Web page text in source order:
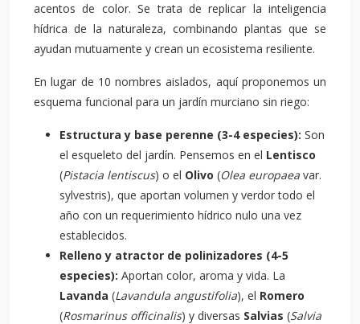
acentos de color. Se trata de replicar la inteligencia
hídrica de la naturaleza, combinando plantas que se
ayudan mutuamente y crean un ecosistema resiliente.
En lugar de 10 nombres aislados, aquí proponemos un
esquema funcional para un jardín murciano sin riego:
Estructura y base perenne (3-4 especies): Son
el esqueleto del jardín. Pensemos en el Lentisco
(Pistacia lentiscus) o el Olivo (Olea europaea var.
sylvestris), que aportan volumen y verdor todo el
año con un requerimiento hídrico nulo una vez
establecidos.
Relleno y atractor de polinizadores (4-5
especies): Aportan color, aroma y vida. La
Lavanda (Lavandula angustifolia), el Romero
(Rosmarinus officinalis) y diversas Salvias (Salvia